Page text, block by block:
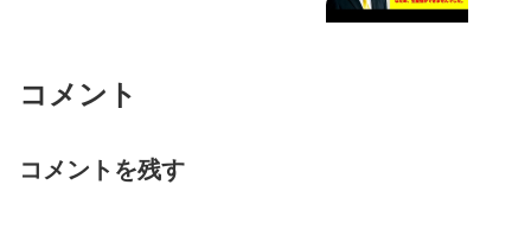
コメント
コメントを残す